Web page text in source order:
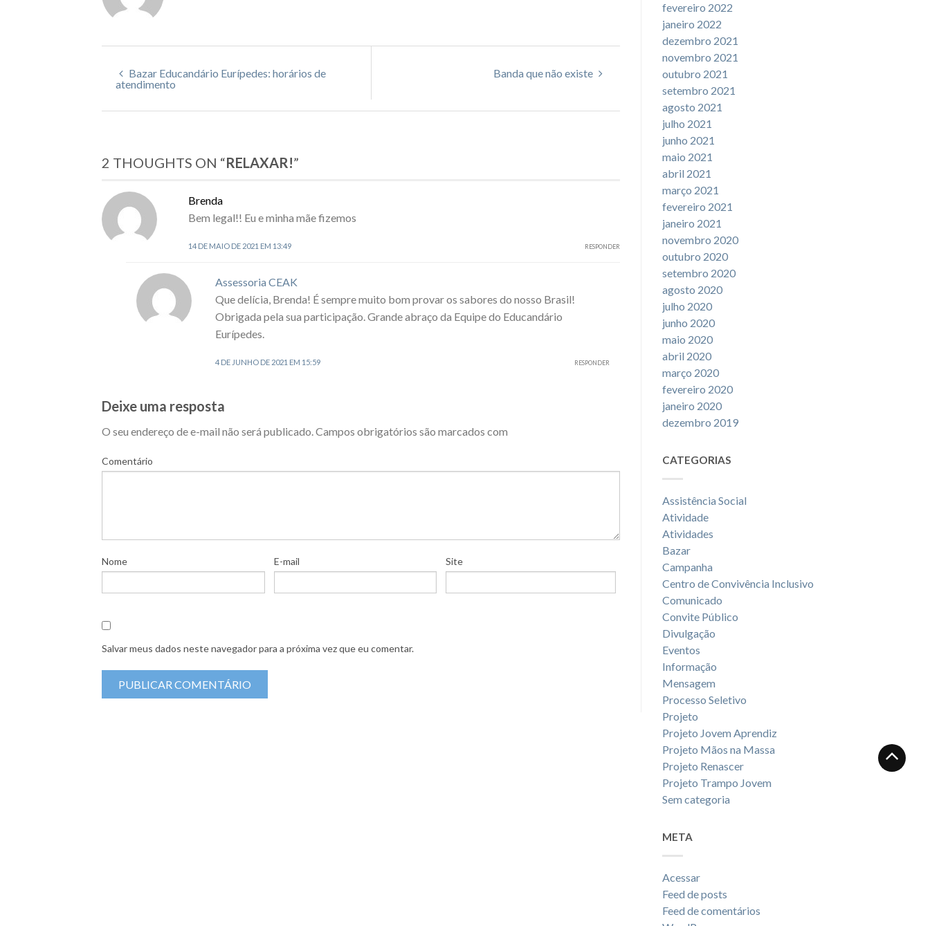
Bazar Educandário Eurípedes: horários de
atendimento
Banda que não existe
2 THOUGHTS ON “RELAXAR!”
Brenda
Bem legal!! Eu e minha mãe fizemos
14 DE MAIO DE 2021 EM 13:49 RESPONDER
Assessoria CEAK
Que delícia, Brenda! É sempre muito bom provar os sabores do nosso Brasil!
Obrigada pela sua participação. Grande abraço da Equipe do Educandário
Eurípedes.
4 DE JUNHO DE 2021 EM 15:59 RESPONDER
Deixe uma resposta
O seu endereço de e-mail não será publicado.Campos obrigatórios são marcados com
Comentário
Nome E-mail Site
Salvar meus dados neste navegador para a próxima vez que eu comentar.
fevereiro 2022
janeiro 2022
dezembro 2021
novembro 2021
outubro 2021
setembro 2021
agosto 2021
julho 2021
junho 2021
maio 2021
abril 2021
março 2021
fevereiro 2021
janeiro 2021
novembro 2020
outubro 2020
setembro 2020
agosto 2020
julho 2020
junho 2020
maio 2020
abril 2020
março 2020
fevereiro 2020
janeiro 2020
dezembro 2019
CATEGORIAS
Assistência Social
Atividade
Atividades
Bazar
Campanha
Centro de Convivência Inclusivo
Comunicado
Convite Público
Divulgação
Eventos
Informação
Mensagem
Processo Seletivo
Projeto
Projeto Jovem Aprendiz
Projeto Mãos na Massa
Projeto Renascer
Projeto Trampo Jovem
Sem categoria
META
Acessar
Feed de posts
Feed de comentários